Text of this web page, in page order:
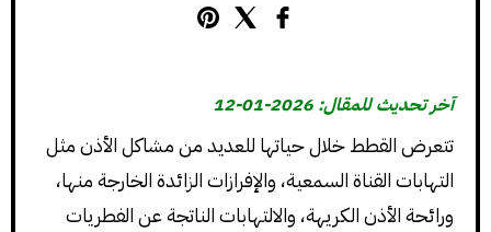
آخر تحديث للمقال: 2026-01-12
تتعرض القطط خلال حياتها للعديد من مشاكل الأذن مثل
التهابات القناة السمعية، والإفرازات الزائدة الخارجة منها،
ورائحة الأذن الكريهة، والالتهابات الناتجة عن الفطريات